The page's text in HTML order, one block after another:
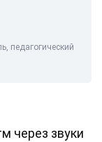
педагогический
через звуки